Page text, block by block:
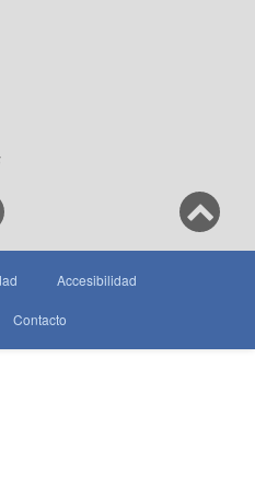
Accesibilidad
Contacto